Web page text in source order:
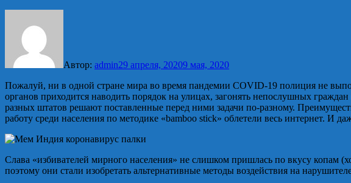
Автор: admin29 апреля, 20209 мая, 2020
Пожалуй, ни в одной стране мира во время пандемии COVID-19 полиция не
органов приходится наводить порядок на улицах, загонять непослушных
разных штатов решают поставленные перед ними задачи по-разному.
работу среди населения по методике «bamboo stick» облетели весь интернет. И
Слава «избивателей мирного населения» не слишком пришлась по вкусу копам
поэтому они стали изобретать альтернативные методы воздействия на